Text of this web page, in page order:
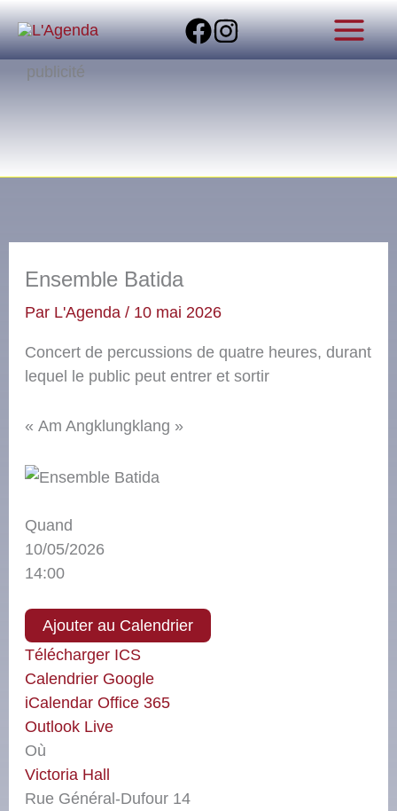
Aller
au
contenu
publicité
Ensemble Batida
Par L'Agenda/ 10 mai 2026
Concert de percussions de quatre heures, durant
lequel le public peut entrer et sortir
« Am Angklungklang »
Quand
10/05/2026
14:00
Ajouter au Calendrier
Télécharger ICS
Calendrier Google
iCalendar Office 365
Outlook Live
Où
Victoria Hall
Rue Général-Dufour 14